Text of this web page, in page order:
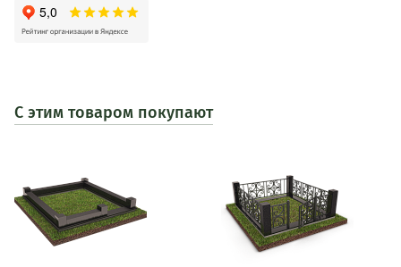
С этим товаром покупают